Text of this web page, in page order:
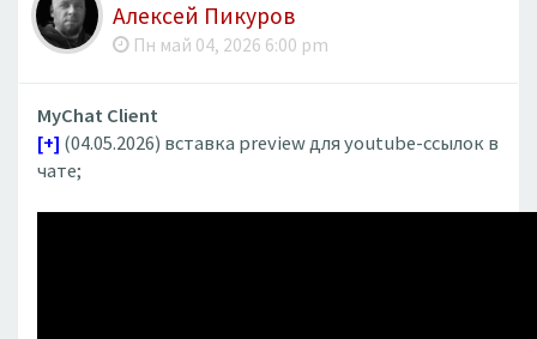
Алексей Пикуров
Пн май 04, 2026 6:00 pm
MyChat Client
[+] (04.05.2026) вставка preview для youtube-ссылок в
чате;